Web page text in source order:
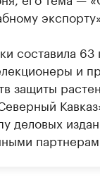
составила 63
и
защиты
деловых